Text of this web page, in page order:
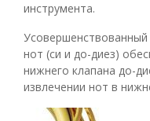
инструмента.
нот (си и до-диез)
нижнего клапана до-
извлечении нот в